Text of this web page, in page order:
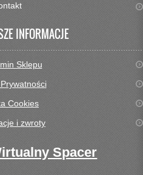
INFORMACJE
Sklepu
Cookies
i zwroty
Spacer